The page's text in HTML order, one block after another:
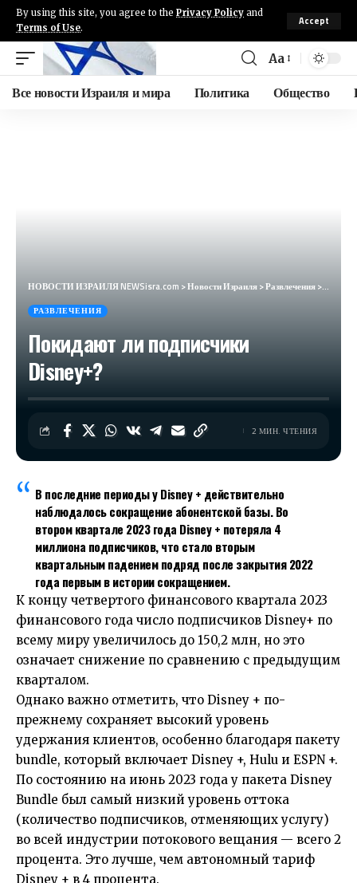
By using this site, you agree to the Privacy Policy and
Terms of Use.
Accept
Aa
Все новости Израиля и мира Политика Общество
НОВОСТИ ИЗРАИЛЯ NEWSisra.com >Новости Израиля>Развлечения>
РАЗВЛЕЧЕНИЯ
Покидают ли подписчики
Disney+?
2 МИН. ЧТЕНИЯ
В последние периоды у Disney + действительно
наблюдалось сокращение абонентской базы. Во
втором квартале 2023 года Disney + потеряла 4
миллиона подписчиков, что стало вторым
квартальным падением подряд после закрытия 2022
года первым в истории сокращением.
К концу четвертого финансового квартала 2023
финансового года число подписчиков Disney+ по
всему миру увеличилось до 150,2 млн, но это
означает снижение по сравнению с предыдущим
кварталом.
Однако важно отметить, что Disney + по-
прежнему сохраняет высокий уровень
удержания клиентов, особенно благодаря пакету
bundle, который включает Disney +, Hulu и ESPN +.
По состоянию на июнь 2023 года у пакета Disney
Bundle был самый низкий уровень оттока
(количество подписчиков, отменяющих услугу)
во всей индустрии потокового вещания — всего 2
процента. Это лучше, чем автономный тариф
Disney + в 4 процента.